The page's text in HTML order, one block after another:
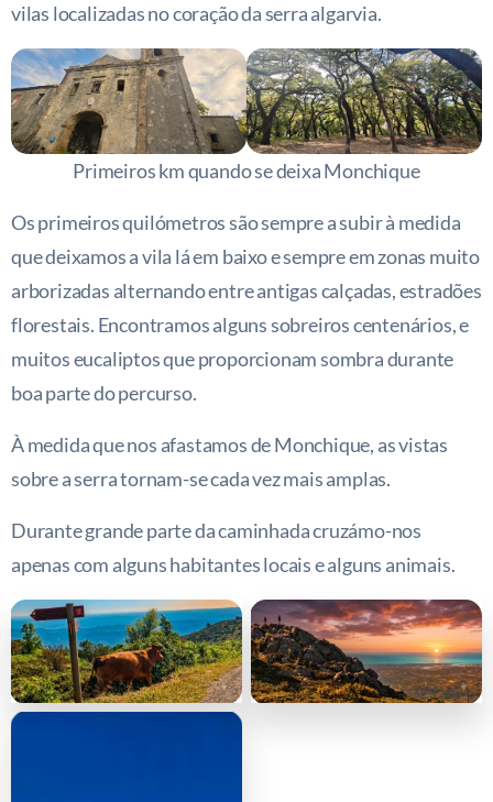
vilas localizadas no coração da serra algarvia.
Primeiros km quando se deixa Monchique
Os primeiros quilómetros são sempre a subir à medida
que deixamos a vila lá em baixo e sempre em zonas muito
arborizadas alternando entre antigas calçadas, estradões
florestais. Encontramos alguns sobreiros centenários, e
muitos eucaliptos que proporcionam sombra durante
boa parte do percurso.
À medida que nos afastamos de Monchique, as vistas
sobre a serra tornam-se cada vez mais amplas.
Durante grande parte da caminhada cruzámo-nos
apenas com alguns habitantes locais e alguns animais.